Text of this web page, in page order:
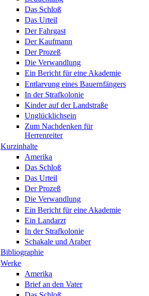
Das Schloß
Das Urteil
Der Fahrgast
Der Kaufmann
Der Prozeß
Die Verwandlung
Ein Bericht für eine Akademie
Entlarvung eines Bauernfängers
In der Strafkolonie
Kinder auf der Landstraße
Unglücklichsein
Zum Nachdenken für
Herrenreiter
Kurzinhalte
Amerika
Das Schloß
Das Urteil
Der Prozeß
Die Verwandlung
Ein Bericht für eine Akademie
Ein Landarzt
In der Strafkolonie
Schakale und Araber
Bibliographie
Werke
Amerika
Brief an den Vater